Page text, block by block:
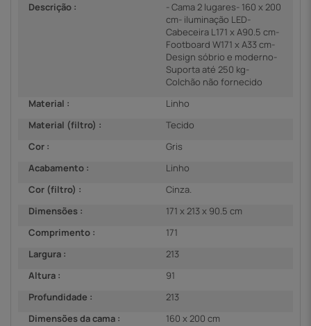
Descrição :
- Cama 2 lugares- 160 x 200
cm- iluminação LED-
Cabeceira L171 x A90.5 cm-
Footboard W171 x A33 cm-
Design sóbrio e moderno-
Suporta até 250 kg-
Colchão não fornecido
Material :
Linho
Material (filtro) :
Tecido
Cor :
Gris
Acabamento :
Linho
Cor (filtro) :
Cinza.
Dimensões :
171 x 213 x 90.5 cm
Comprimento :
171
Largura :
213
Altura :
91
Profundidade :
213
Dimensões da cama :
160 x 200 cm